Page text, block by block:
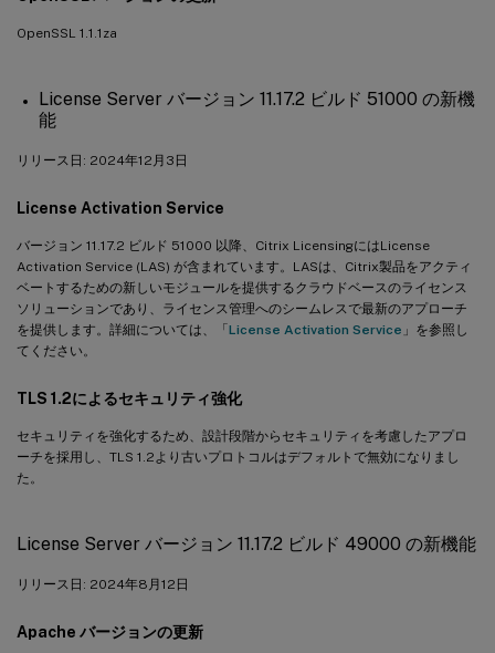
OpenSSL 1.1.1za
License Server バージョン 11.17.2 ビルド 51000 の新機
能
リリース日: 2024年12月3日
License Activation Service
バージョン 11.17.2 ビルド 51000 以降、Citrix LicensingにはLicense
Activation Service (LAS) が含まれています。LASは、Citrix製品をアクティ
ベートするための新しいモジュールを提供するクラウドベースのライセンス
ソリューションであり、ライセンス管理へのシームレスで最新のアプローチ
を提供します。詳細については、「License Activation Service 」を参照し
てください。
TLS 1.2によるセキュリティ強化
セキュリティを強化するため、設計段階からセキュリティを考慮したアプロ
ーチを採用し、TLS 1.2より古いプロトコルはデフォルトで無効になりまし
た。
License Server バージョン 11.17.2 ビルド 49000 の新機能
リリース日: 2024年8月12日
Apache バージョンの更新